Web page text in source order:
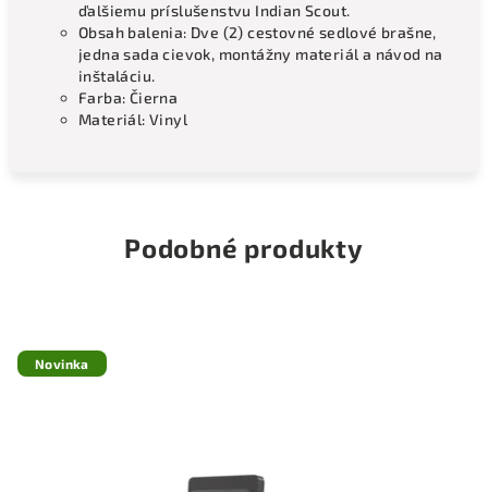
ďalšiemu príslušenstvu Indian Scout.
Obsah balenia: Dve (2) cestovné sedlové brašne,
jedna sada cievok, montážny materiál a návod na
inštaláciu.
Farba: Čierna
Materiál: Vinyl
Podobné produkty
Novinka